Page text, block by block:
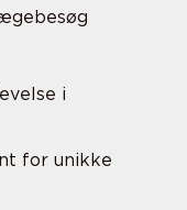
i
for unikke